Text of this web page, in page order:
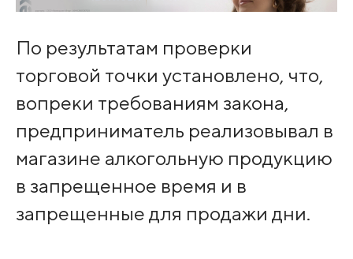
По результатам проверки
торговой точки установлено, что,
вопреки требованиям закона,
предприниматель реализовывал в
магазине алкогольную продукцию
в запрещенное время и в
запрещенные для продажи дни.